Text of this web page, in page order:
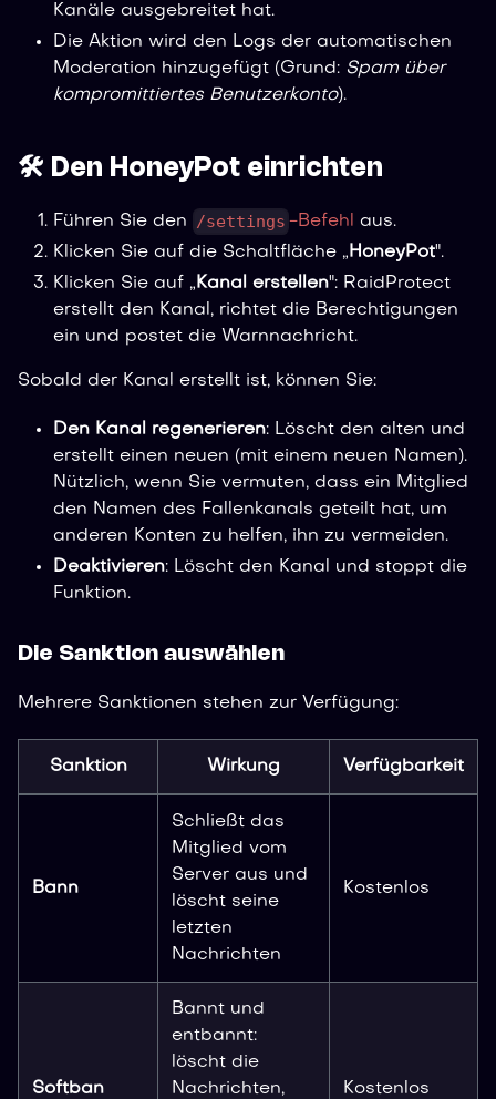
Kanäle ausgebreitet hat.
Die Aktion wird den Logs der automatischen
Moderation hinzugefügt (Grund: Spam über
kompromittiertes Benutzerkonto).
🛠️ Den HoneyPot einrichten
Führen Sie den /settings -Befehl aus.
Klicken Sie auf die Schaltfläche „HoneyPot".
Klicken Sie auf „Kanal erstellen": RaidProtect
erstellt den Kanal, richtet die Berechtigungen
ein und postet die Warnnachricht.
Sobald der Kanal erstellt ist, können Sie:
Den Kanal regenerieren: Löscht den alten und
erstellt einen neuen (mit einem neuen Namen).
Nützlich, wenn Sie vermuten, dass ein Mitglied
den Namen des Fallenkanals geteilt hat, um
anderen Konten zu helfen, ihn zu vermeiden.
Deaktivieren: Löscht den Kanal und stoppt die
Funktion.
Die Sanktion auswählen
Mehrere Sanktionen stehen zur Verfügung:
Sanktion Wirkung Verfügbarkeit
Bann
Schließt das
Mitglied vom
Server aus und
löscht seine
letzten
Nachrichten
Kostenlos
Softban
Bannt und
entbannt:
löscht die
Nachrichten,
Kostenlos